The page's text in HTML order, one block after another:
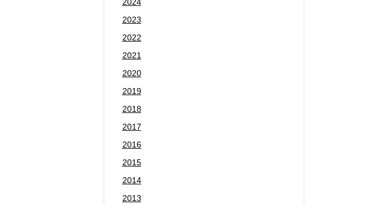
2023
2022
2021
2020
2019
2018
2017
2016
2015
2014
2013